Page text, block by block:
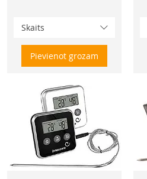
Skaits
Pievienot grozam